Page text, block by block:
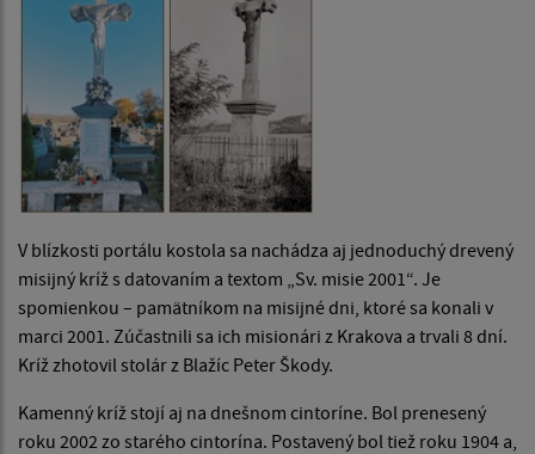
V blízkosti portálu kostola sa nachádza aj jednoduchý drevený
misijný kríž s datovaním a textom „Sv. misie 2001“. Je
spomienkou – pamätníkom na misijné dni, ktoré sa konali v
marci 2001. Zúčastnili sa ich misionári z Krakova a trvali 8 dní.
Kríž zhotovil stolár z Blažíc Peter Škody.
Kamenný kríž stojí aj na dnešnom cintoríne. Bol prenesený
roku 2002 zo starého cintorína. Postavený bol tiež roku 1904 a,